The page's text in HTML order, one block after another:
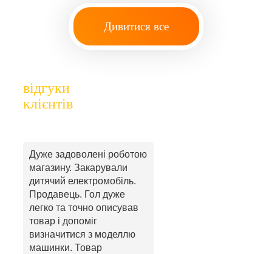
Дивитися все
відгуки
клієнтів
Дуже задоволені роботою
магазину. Закарували
дитячий електромобіль.
Продавець. Гол дуже
легко та точно описував
товар і допоміг
визначитися з моделлю
машинки. Товар